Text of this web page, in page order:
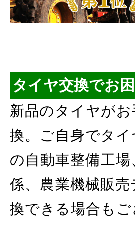
タイヤ交換でお
新品のタイヤが
換。ご自身でタ
の自動車整備工
係、農業機械販
換できる場合も